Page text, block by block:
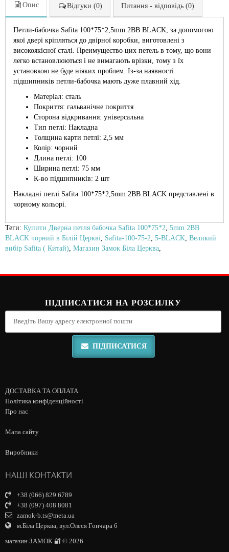
Опис Відгуки (0) Питання - відповідь (0)
Петли-бабочка Safita 100*75*2,5mm 2BB BLACK, за допомогою
якої двері кріпляться до двірної коробки, виготовлені з
високоякісної сталі. Преимущество цих петель в тому, що вони
легко встановлюються і не вимагають врізки, тому з їх
установкою не буде ніяких проблем. Із-за наявності
підшипників петли-бабочка мають дуже плавний хід.
Матеріал: сталь
Покриття: гальванічне покриття
Сторона відкривання: універсальна
Тип петлі: Накладна
Толщина карти петлі: 2,5 мм
Колір: чорний
Длина петлі: 100
Ширина петлі: 75 мм
К-во підшипників: 2 шт
Накладні петлі Safita 100*75*2,5mm 2BB BLACK представлені в
чорному кольорі.
Теги: Купити Дверна петля бабочка Safita 100*75*2 5mm 2BB
BLACK чорний в Білій Церкві
Safita-100-75-2 5-BLACK Великий
вибір Safita ( Китай) Магазин Замок Біла Церква
ПІДПИСАТИСЯ НА РОЗСИЛКУ
ПІДПИСАТИСЯ
ДОСТАВКА ТА ОПЛАТА
Політика конфіденційності
Про нас
Мапа сайту
Виробники
НАШІ КОНТАКТИ
+38 (066) 829 6789
+38 (097) 408 8081
zamok-b.ts@meta.ua
м.Біла Церква, вул.Олеся Гончара 6
магазин ЗАМОК 🔐 © 2026